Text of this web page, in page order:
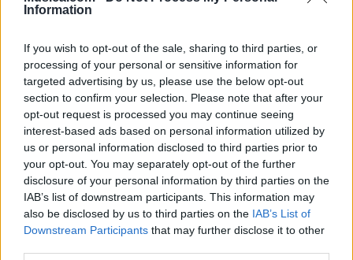
Information
If you wish to opt-out of the sale, sharing to third parties, or
processing of your personal or sensitive information for
targeted advertising by us, please use the below opt-out
section to confirm your selection. Please note that after your
opt-out request is processed you may continue seeing
interest-based ads based on personal information utilized by
us or personal information disclosed to third parties prior to
your opt-out. You may separately opt-out of the further
disclosure of your personal information by third parties on the
IAB’s list of downstream participants. This information may
also be disclosed by us to third parties on the IAB’s List of
Downstream Participants that may further disclose it to other
Comentar Letra
Comenta o pregunta lo que desees sobre La
Tepokena o 'Chiquita Bonita'